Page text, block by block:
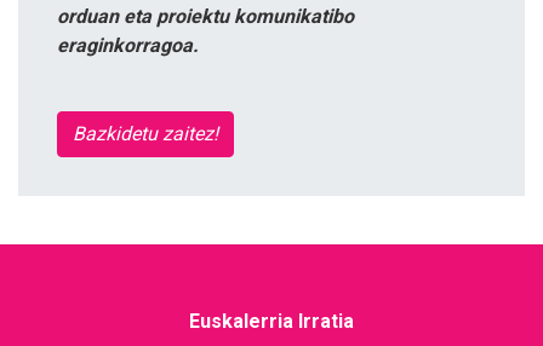
orduan eta proiektu komunikatibo
eraginkorragoa.
Bazkidetu zaitez!
Euskalerria Irratia